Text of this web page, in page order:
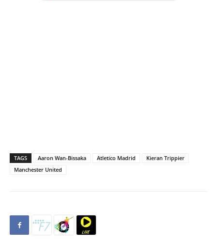
TAGS Aaron Wan-Bissaka Atletico Madrid
Kieran Trippier
Manchester United